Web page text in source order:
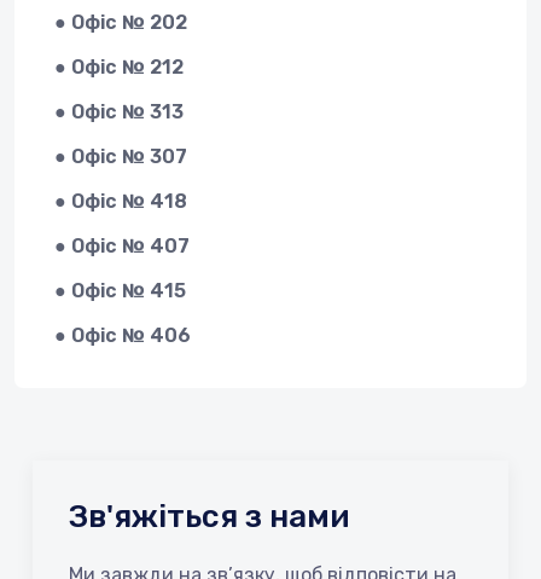
● Офіс № 202
● Офіс № 212
● Офіс № 313
● Офіс № 307
● Офіс № 418
● Офіс № 407
● Офіс № 415
● Офіс № 406
Зв'яжіться з нами